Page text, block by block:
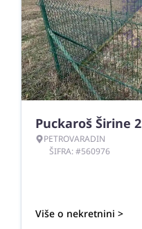
Puckaroš Širine 2
PETROVARADIN
ŠIFRA: #560976
Više o nekretnini >